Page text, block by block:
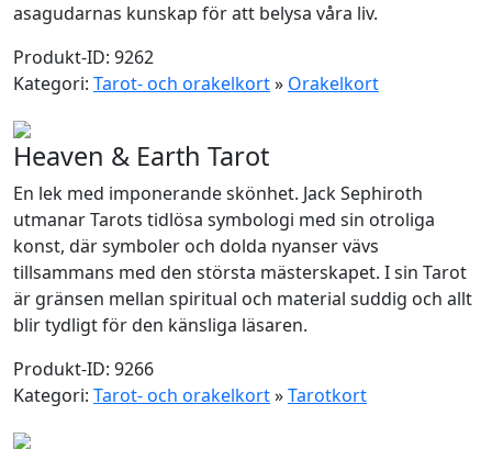
asagudarnas kunskap för att belysa våra liv.
Produkt-ID: 9262
Kategori: Tarot- och orakelkort» Orakelkort
Heaven & Earth Tarot
En lek med imponerande skönhet. Jack Sephiroth
utmanar Tarots tidlösa symbologi med sin otroliga
konst, där symboler och dolda nyanser vävs
tillsammans med den största mästerskapet. I sin Tarot
är gränsen mellan spiritual och material suddig och allt
blir tydligt för den känsliga läsaren.
Produkt-ID: 9266
Kategori: Tarot- och orakelkort»Tarotkort